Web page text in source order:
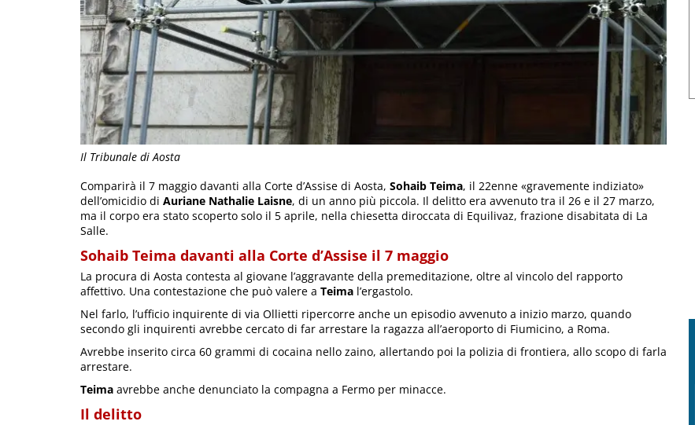
Il Tribunale di Aosta
Comparirà il 7 maggio davanti alla Corte d’Assise di Aosta, Sohaib Teima, il 22enne «gravemente indiziato»
dell’omicidio di Auriane Nathalie Laisne, di un anno più piccola. Il delitto era avvenuto tra il 26 e il 27 marzo,
ma il corpo era stato scoperto solo il 5 aprile, nella chiesetta diroccata di Equilivaz, frazione disabitata di La
Salle.
Sohaib Teima davanti alla Corte d’Assise il 7 maggio
La procura di Aosta contesta al giovane l’aggravante della premeditazione, oltre al vincolo del rapporto
affettivo. Una contestazione che può valere a Teima l’ergastolo.
Nel farlo, l’ufficio inquirente di via Ollietti ripercorre anche un episodio avvenuto a inizio marzo, quando
secondo gli inquirenti avrebbe cercato di far arrestare la ragazza all’aeroporto di Fiumicino, a Roma.
Avrebbe inserito circa 60 grammi di cocaina nello zaino, allertando poi la polizia di frontiera, allo scopo di farla
arrestare.
Teima avrebbe anche denunciato la compagna a Fermo per minacce.
Il delitto